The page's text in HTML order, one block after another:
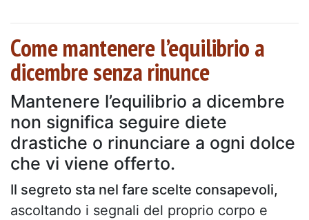
Come mantenere l’equilibrio a
dicembre senza rinunce
Mantenere l’equilibrio a dicembre
non significa seguire diete
drastiche o rinunciare a ogni dolce
che vi viene offerto.
Il segreto sta nel fare scelte consapevoli,
ascoltando i segnali del proprio corpo e